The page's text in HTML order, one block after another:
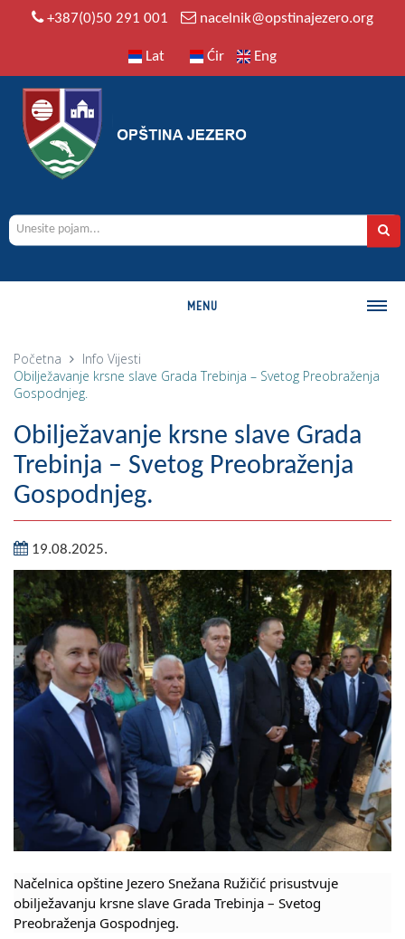
+387(0)50 291 001 nacelnik@opstinajezero.org
Lat Ćir Eng
MENU
Istorija
Geografija
Naseljena mjesta
Zanimljivosti
Fotogalerija
NAČELNIK
O Načelniku
Zamjenik načelnika
Izvještaj o radu načelnika
SKUPŠTINA
Statut Opštine
Skupštinsko vijeće opštine jezero
Sastav Skupštine
Službeni Glasnici
Početna Info Vijesti
Obilježavanje krsne slave Grada Trebinja – Svetog Preobraženja
Gospodnjeg.
Obilježavanje krsne slave Grada
Trebinja – Svetog Preobraženja
Gospodnjeg.
19.08.2025.
Načelnica opštine Jezero Snežana Ružičić prisustvuje
obilježavanju krsne slave Grada Trebinja – Svetog
Preobraženja Gospodnjeg.